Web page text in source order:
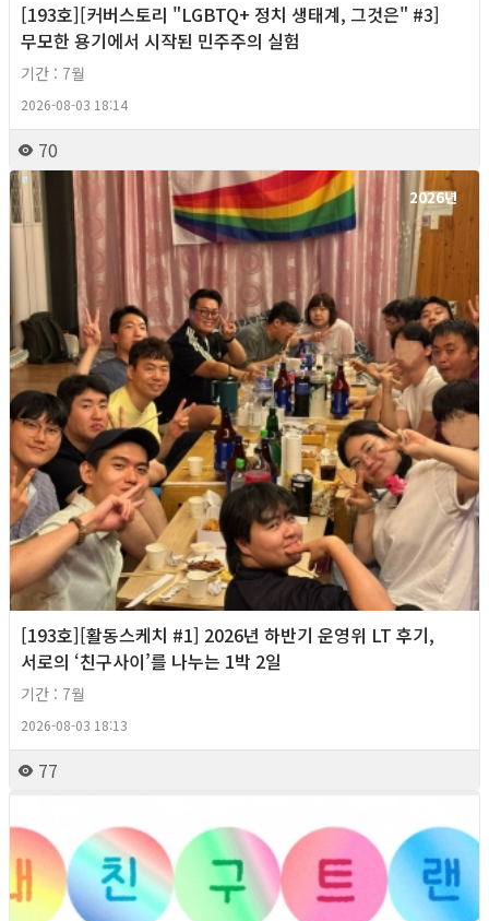
[193호][커버스토리 "LGBTQ+ 정치 생태계, 그것은" #3]
무모한 용기에서 시작된 민주주의 실험
기간 : 7월
2026-08-03 18:14
70
2026년
[193호][활동스케치 #1] 2026년 하반기 운영위 LT 후기,
서로의 ‘친구사이’를 나누는 1박 2일
기간 : 7월
2026-08-03 18:13
77